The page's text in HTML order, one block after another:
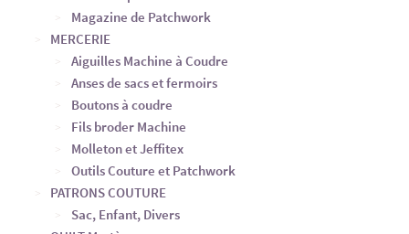
Magazine de Patchwork
MERCERIE
Aiguilles Machine à Coudre
Anses de sacs et fermoirs
Boutons à coudre
Fils broder Machine
Molleton et Jeffitex
Outils Couture et Patchwork
PATRONS COUTURE
Sac, Enfant, Divers